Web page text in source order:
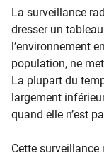
La surveillance
dresser un
l’environnement
population, ne
La plupart du
largement
quand elle n’est
Cette